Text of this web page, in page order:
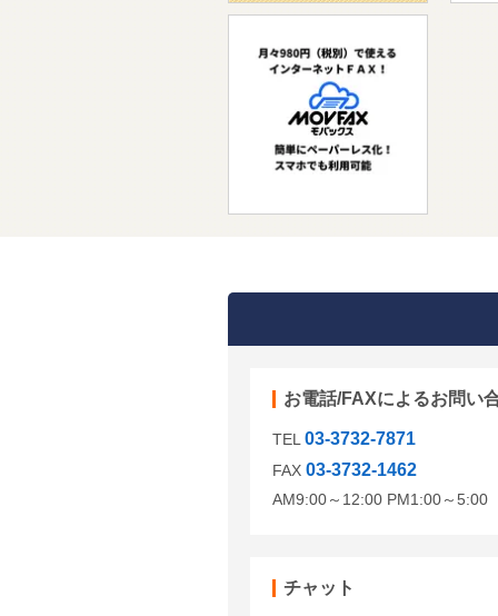
お電話/FAXによるお問い
TEL 03-3732-7871
FAX 03-3732-1462
AM9:00～12:00 PM1:00～5:00
チャット